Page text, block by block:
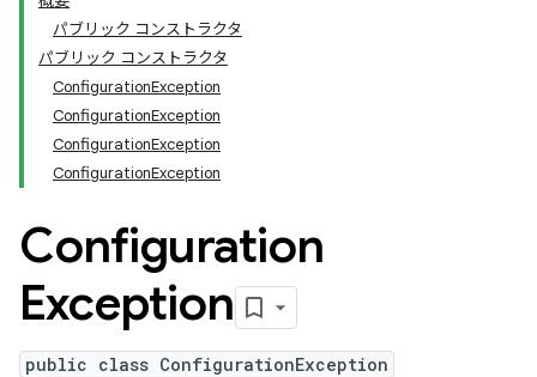
パブリック コンストラクタ
パブリック コンストラクタ
ConfigurationException
ConfigurationException
ConfigurationException
ConfigurationException
Configuration
Exception
public class ConfigurationException